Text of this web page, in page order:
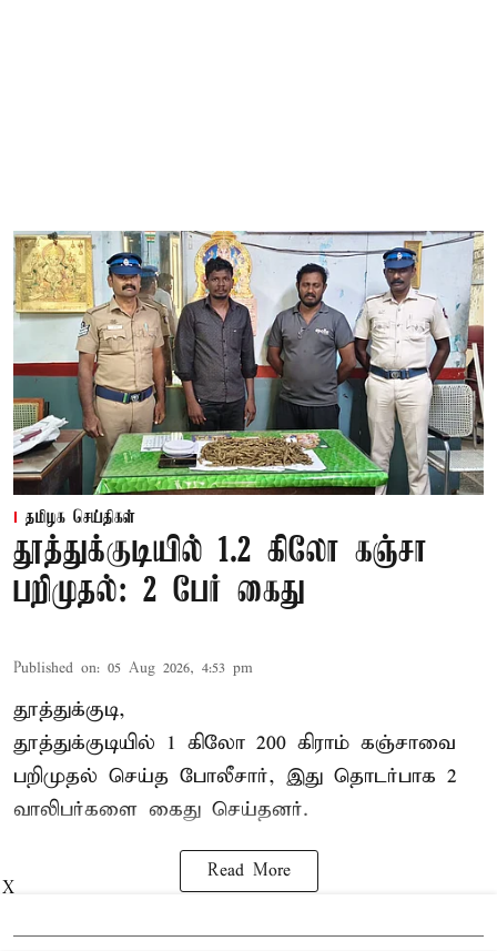
தமிழக செய்திகள்
தூத்துக்குடியில் 1.2 கிலோ கஞ்சா
பறிமுதல்: 2 பேர் கைது
Published on: 05 Aug 2026, 4:53 pm
தூத்துக்குடி,
தூத்துக்குடியில் 1 கிலோ 200 கிராம் கஞ்சாவை
பறிமுதல் செய்த போலீசார், இது தொடர்பாக 2
வாலிபர்களை கைது செய்தனர்.
Read More
X